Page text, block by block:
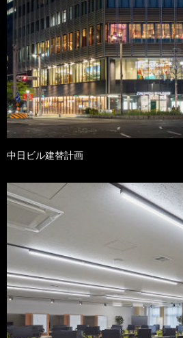
中日ビル建替計画